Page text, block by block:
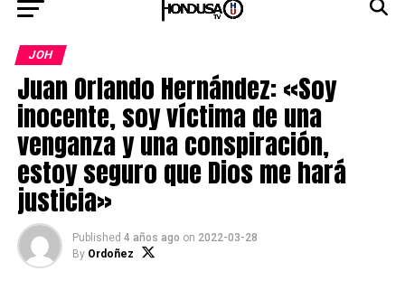
JOH
Juan Orlando Hernández: «Soy
inocente, soy víctima de una
venganza y una conspiración,
estoy seguro que Dios me hará
justicia»
Published 4 años ago on 2022-03-28
By Ordoñez